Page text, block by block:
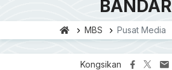
BANDAR
MBS Pusat Media
Kongsikan